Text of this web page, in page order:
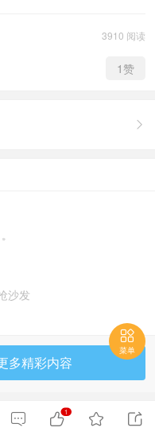
3910 阅读
1赞

沙发
多精彩内容

菜单
 1  